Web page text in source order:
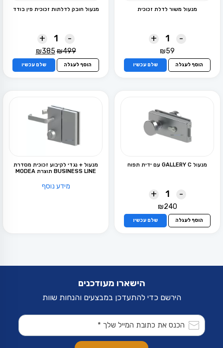
מנעול משור לדלת זכוכית
-
+
₪59
הוסף לעגלה שלם עכשיו
מנעול חובק לדלתות זכוכית פין בודד
-
+
₪499
המחיר
המקורי
היה:
₪499.
₪385
הנוכחי
הוא:
₪385.
הוסף לעגלה שלם עכשיו
מנעול GALLERY C עם ידית תפוח
-
+
₪240
הוסף לעגלה שלם עכשיו
מנעול + נגדי לקיבוע זכוכית מסדרת
BUSINESS LINE תוצרת MODEA
מידע נוסף
הישארו מעודכנים
הירשם כדי להתעדכן במבצעים והנחות שוות